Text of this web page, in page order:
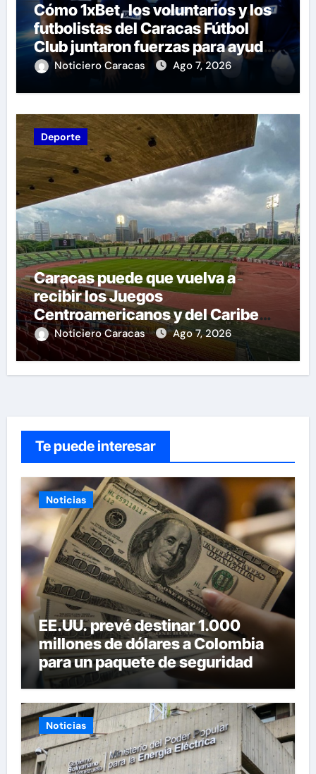
Cómo 1xBet, los voluntarios y los
futbolistas del Caracas Fútbol
Club juntaron fuerzas para ayudar
a las familias de Venezuela
Noticiero Caracas Ago 7, 2026
Deporte
Caracas puede que vuelva a
recibir los Juegos
Centroamericanos y del Caribe
tras mas de 70 años
Noticiero Caracas Ago 7, 2026
Te puede interesar
Noticias
EE.UU. prevé destinar 1.000
millones de dólares a Colombia
para un paquete de seguridad
Noticias